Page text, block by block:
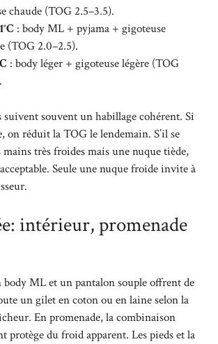
chaude (TOG 2.5–3.5).
: body ML + pyjama + gigoteuse
(TOG 2.0–2.5).
: body léger + gigoteuse légère (TOG
suivent souvent un habillage cohérent. Si
on réduit la TOG le lendemain. S’il se
mains très froides mais une nuque tiède,
Seule une nuque froide invite à
intérieur, promenade
ML et un pantalon souple offrent de
un gilet en coton ou en laine selon la
En promenade, la combinaison
protège du froid apparent. Les pieds et la